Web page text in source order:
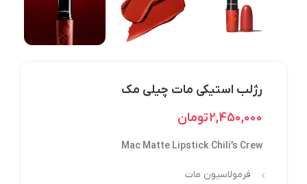
رژلب استیکی مات چیلی مک
2,450,000تومان
Mac Matte Lipstick Chili’s Crew
فرمولاسیون مات